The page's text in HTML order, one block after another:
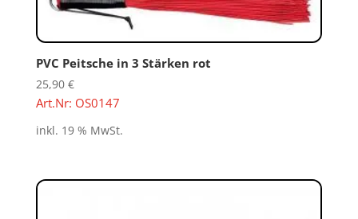
PVC Peitsche in 3 Stärken rot
25,90 €
Art.Nr: OS0147
inkl. 19 % MwSt.